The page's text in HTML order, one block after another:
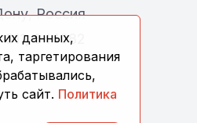
Россия
344082
данных,
таргетирования
сайт. Политика